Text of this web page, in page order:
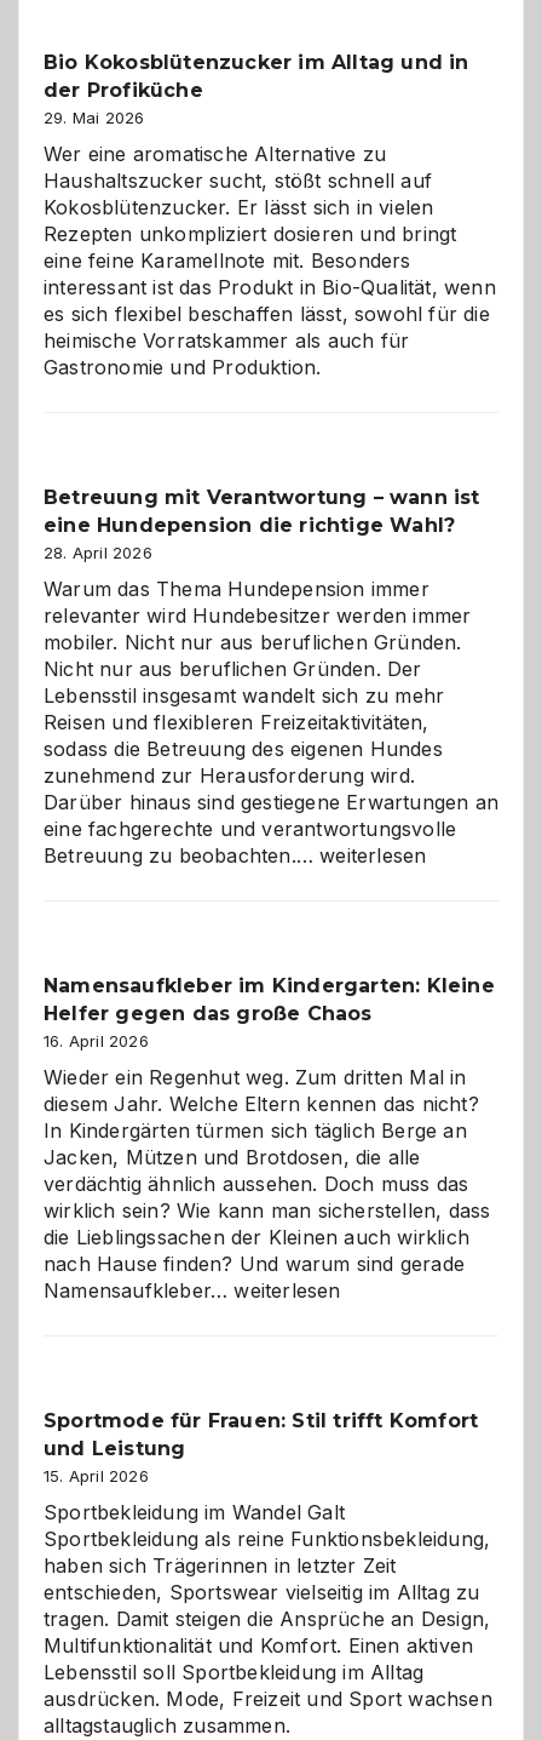
Gefahr
für
Hunde
im
eigenen
Zuhause
Bio Kokosblütenzucker im Alltag und in
der Profiküche
29. Mai 2026
Wer eine aromatische Alternative zu
Haushaltszucker sucht, stößt schnell auf
Kokosblütenzucker. Er lässt sich in vielen
Rezepten unkompliziert dosieren und bringt
eine feine Karamellnote mit. Besonders
interessant ist das Produkt in Bio-Qualität, wenn
es sich flexibel beschaffen lässt, sowohl für die
heimische Vorratskammer als auch für
Gastronomie und Produktion.
Betreuung mit Verantwortung – wann ist
eine Hundepension die richtige Wahl?
28. April 2026
Warum das Thema Hundepension immer
relevanter wird Hundebesitzer werden immer
mobiler. Nicht nur aus beruflichen Gründen.
Nicht nur aus beruflichen Gründen. Der
Lebensstil insgesamt wandelt sich zu mehr
Reisen und flexibleren Freizeitaktivitäten,
sodass die Betreuung des eigenen Hundes
zunehmend zur Herausforderung wird.
Darüber hinaus sind gestiegene Erwartungen an
eine fachgerechte und verantwortungsvolle
Betreuung zu beobachten.…Betreuung
ist
eine
die
richtige
Wahl?
weiterlesen
Namensaufkleber im Kindergarten: Kleine
Helfer gegen das große Chaos
16. April 2026
Wieder ein Regenhut weg. Zum dritten Mal in
diesem Jahr. Welche Eltern kennen das nicht?
In Kindergärten türmen sich täglich Berge an
Jacken, Mützen und Brotdosen, die alle
verdächtig ähnlich aussehen. Doch muss das
wirklich sein? Wie kann man sicherstellen, dass
die Lieblingssachen der Kleinen auch wirklich
nach Hause finden? Und warum sind gerade
Namensaufkleber…Namensaufkleber
gegen
Chaos
weiterlesen
Sportmode für Frauen: Stil trifft Komfort
und Leistung
15. April 2026
Sportbekleidung im Wandel Galt
Sportbekleidung als reine Funktionsbekleidung,
haben sich Trägerinnen in letzter Zeit
entschieden, Sportswear vielseitig im Alltag zu
tragen. Damit steigen die Ansprüche an Design,
Multifunktionalität und Komfort. Einen aktiven
Lebensstil soll Sportbekleidung im Alltag
ausdrücken. Mode, Freizeit und Sport wachsen
alltagstauglich zusammen.